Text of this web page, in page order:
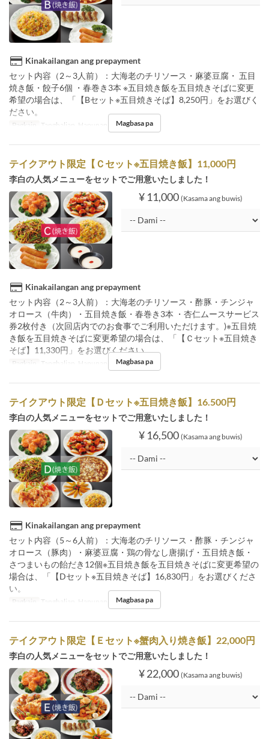
Kinakailangan ang prepayment
セット内容（2～3人前）：大海老のチリソース・麻婆豆腐・ 五目
焼き飯・餃子6個 ・春巻き3本 ※五目焼き飯を五目焼きそばに変更
希望の場合は、「【Bセット※五目焼きそば】8,250円」をお選びく
ださい。
Pagkain Tanghalian, Hapunan Magbasa pa
テイクアウト限定【Ｃセット※五目焼き飯】11,000円
李白の人気メニューをセットでご用意いたしました！
¥ 11,000 (Kasama ang buwis)
Kinakailangan ang prepayment
セット内容（2～3人前）：大海老のチリソース・酢豚・チンジャ
オロース（牛肉）・五目焼き飯・春巻き3本 ・杏仁ムースサービス
券2枚付き（次回店内でのお食事でご利用いただけます。)※五目焼
き飯を五目焼きそばに変更希望の場合は、「【Ｃセット※五目焼き
そば】11,330円」をお選びください。
Pagkain Tanghalian, Hapunan Magbasa pa
テイクアウト限定【Ｄセット※五目焼き飯】16.500円
李白の人気メニューをセットでご用意いたしました！
¥ 16,500 (Kasama ang buwis)
Kinakailangan ang prepayment
セット内容（5～6人前）：大海老のチリソース・酢豚・チンジャ
オロース（豚肉）・麻婆豆腐・鶏の骨なし唐揚げ・五目焼き飯・
さつまいもの飴だき12個※五目焼き飯を五目焼きそばに変更希望の
場合は、「【Dセット※五目焼きそば】16,830円」をお選びくださ
い。
Pagkain Tanghalian, Hapunan Magbasa pa
テイクアウト限定【Ｅセット※蟹肉入り焼き飯】22,000円
李白の人気メニューをセットでご用意いたしました！
¥ 22,000 (Kasama ang buwis)